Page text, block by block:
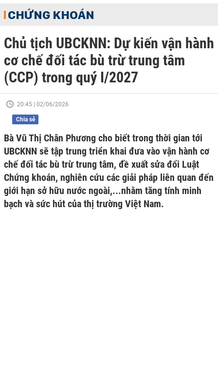
CHỨNG KHOÁN
Chủ tịch UBCKNN: Dự kiến vận hành
cơ chế đối tác bù trừ trung tâm
(CCP) trong quý I/2027
20:45 | 02/06/2026
Chia sẻ
Bà Vũ Thị Chân Phương cho biết trong thời gian tới
UBCKNN sẽ tập trung triển khai đưa vào vận hành cơ
chế đối tác bù trừ trung tâm, đề xuất sửa đổi Luật
Chứng khoán, nghiên cứu các giải pháp liên quan đến
giới hạn sở hữu nước ngoài,...nhằm tăng tính minh
bạch và sức hút của thị trường Việt Nam.